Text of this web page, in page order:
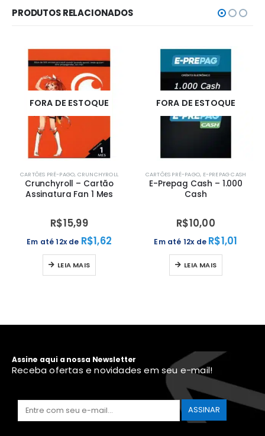
PRODUTOS RELACIONADOS
FORA DE ESTOQUE
CARTÕES PRÉ-PAGO, CRUNCHYROLL
Crunchyroll – Cartão
Assinatura Fan 1 Mes
R$15,99
Em até 12x de R$1,62
LEIA MAIS
FORA DE ESTOQUE
CARTÕES PRÉ-PAGO, E-PREPAG CASH
E-Prepag Cash – 1.000
Cash
R$10,00
Em até 12x de R$1,01
LEIA MAIS
Assine aqui a nossa Newsletter
Receba ofertas e novidades em seu e-mail!